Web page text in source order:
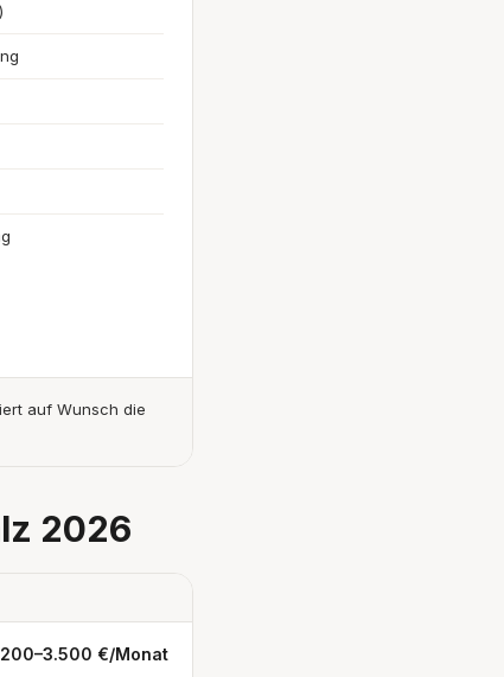
auf Wunsch die
2026
€/Monat